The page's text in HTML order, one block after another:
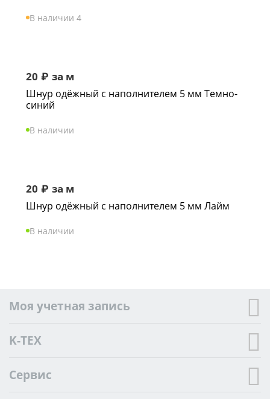
В наличии 4
20 ₽ за м
Шнур одёжный с наполнителем 5 мм Темно-
синий
В наличии
20 ₽ за м
Шнур одёжный с наполнителем 5 мм Лайм
В наличии
Моя учетная запись
K-TEX
Сервис